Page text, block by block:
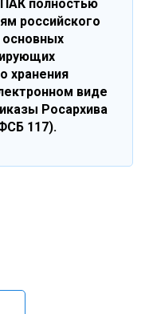
полностью
российского
основных
хранения
виде
Росархива
117).